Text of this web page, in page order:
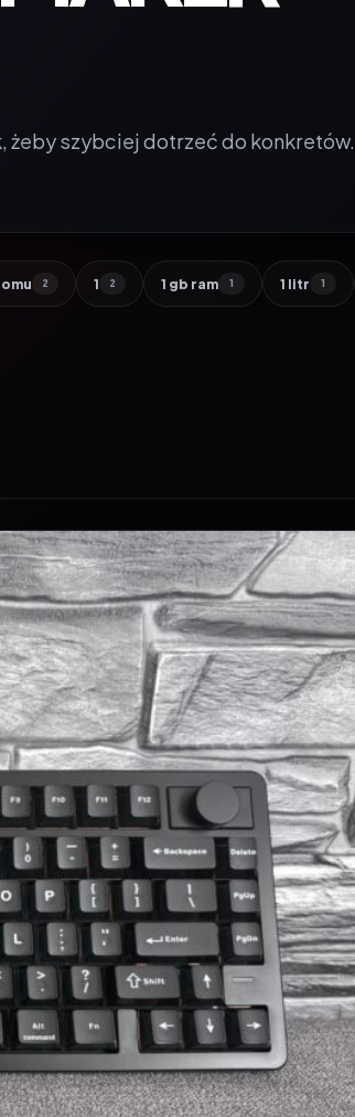
żeby szybciej dotrzeć do konkretów.
2 1 2 1 gb ram 1 1 litr 1